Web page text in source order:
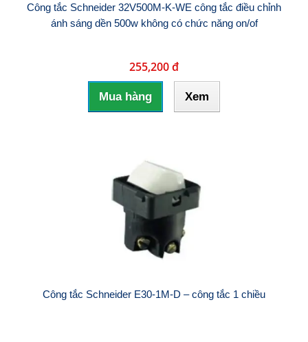
Công tắc Schneider 32V500M-K-WE công tắc điều chỉnh
ánh sáng dền 500w không có chức năng on/of
255,200 đ
Mua hàng Xem
Công tắc Schneider E30-1M-D – công tắc 1 chiều